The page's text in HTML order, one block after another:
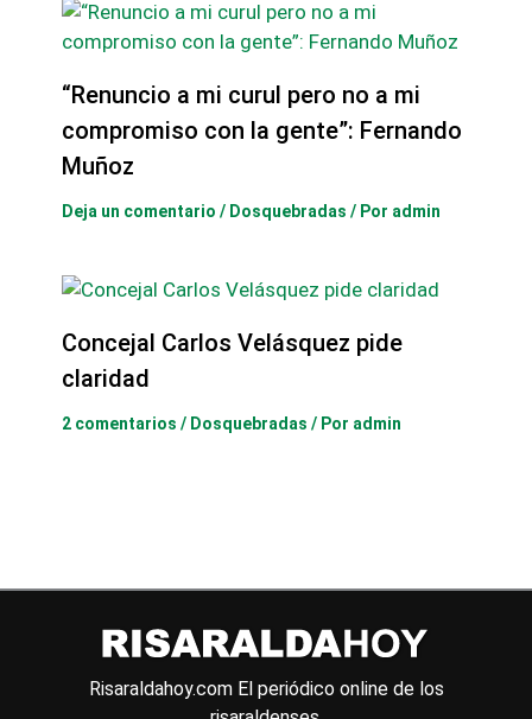
“Renuncio a mi curul pero no a mi
compromiso con la gente”: Fernando
Muñoz
Deja un comentario / Dosquebradas / Por admin
Concejal Carlos Velásquez pide
claridad
2 comentarios / Dosquebradas / Por admin
Risaraldahoy.com El periódico online de los